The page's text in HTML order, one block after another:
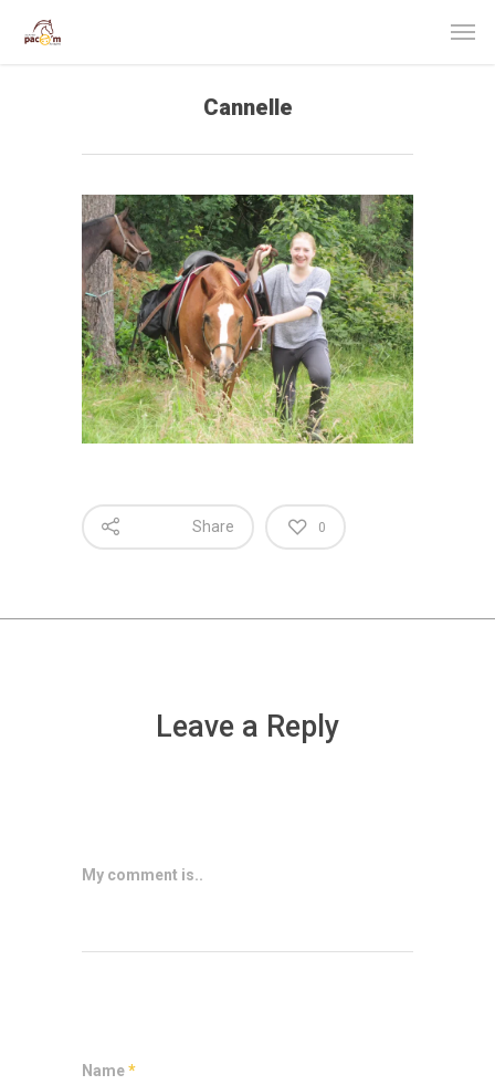
Cannelle
Share 0
Leave a Reply
My comment is..
Name*